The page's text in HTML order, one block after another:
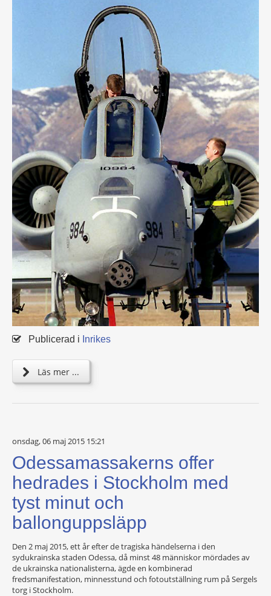
Publicerad i Inrikes
Läs mer ...
onsdag, 06 maj 2015 15:21
Odessamassakerns offer
hedrades i Stockholm med
tyst minut och
ballonguppsläpp
Den 2 maj 2015, ett år efter de tragiska händelserna i den
sydukrainska staden Odessa, då minst 48 människor mördades av
de ukrainska nationalisterna, ägde en kombinerad
fredsmanifestation, minnesstund och fotoutställning rum på Sergels
torg i Stockholm.